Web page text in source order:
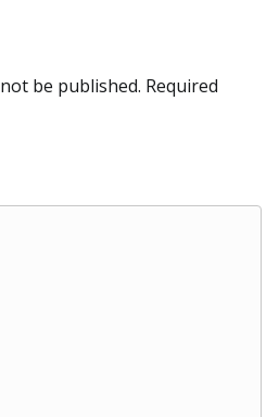
be published. Required